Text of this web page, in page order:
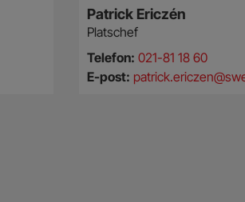
Patrick Ericzén
Platschef
Telefon: 021-81 18 60
E-post: